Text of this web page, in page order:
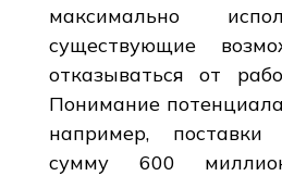
максимально
существующие
отказываться от
Понимание
например,
сумму 600